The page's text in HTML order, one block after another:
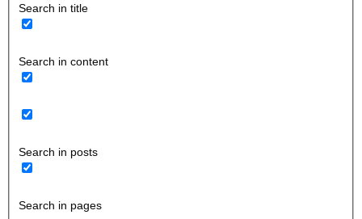
Search in title
Search in content
Search in posts
Search in pages